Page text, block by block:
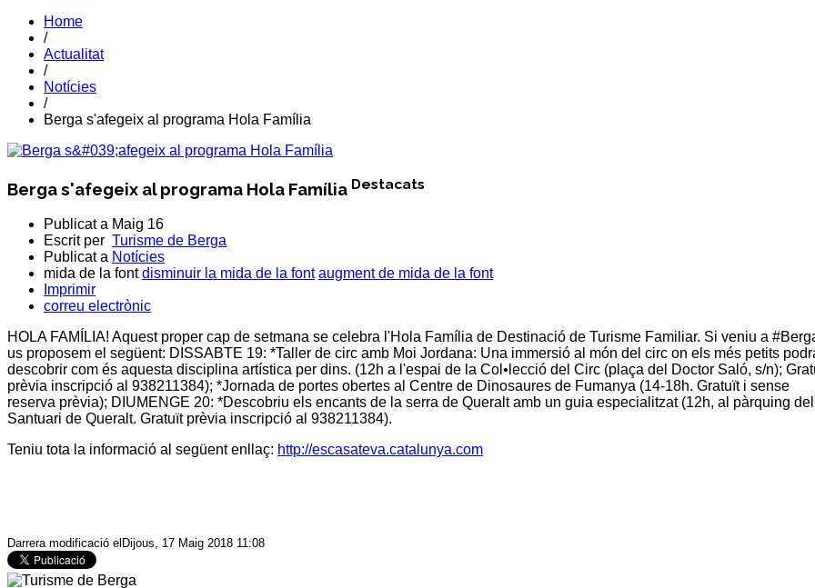
Home
/
Actualitat
/
Notícies
/
Berga s'afegeix al programa Hola Família
Berga s'afegeix al programa Hola Família Destacats
Publicat a Maig 16
Escrit per Turisme de Berga
Publicat a Notícies
mida de la font disminuir la mida de la font augment de mida de la font
Imprimir
correu electrònic
HOLA FAMÍLIA! Aquest proper cap de setmana se celebra l'Hola Família de Destinació de Turisme Familiar. Si veniu a
us proposem el següent: DISSABTE 19: *Taller de circ amb Moi Jordana: Una immersió al món del circ on els més petits
descobrir com és aquesta disciplina artística per dins. (12h a l'espai de la Col•lecció del Circ (plaça del Doctor Saló, s/n);
prèvia inscripció al 938211384); *Jornada de portes obertes al Centre de Dinosaures de Fumanya (14-18h. Gratuït i sense
reserva prèvia); DIUMENGE 20: *Descobriu els encants de la serra de Queralt amb un guia especialitzat (12h, al pàrquing del
Santuari de Queralt. Gratuït prèvia inscripció al 938211384).
Teniu tota la informació al següent enllaç: http://escasateva.catalunya.com
Darrera modificació elDijous, 17 Maig 2018 11:08